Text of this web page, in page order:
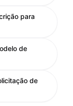
para
de
de